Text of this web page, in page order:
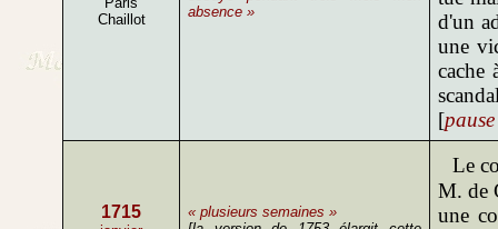
Chaillot
absence »
d'un
une
cache
[
1715
« plusieurs semaines »
Le
M. de
une